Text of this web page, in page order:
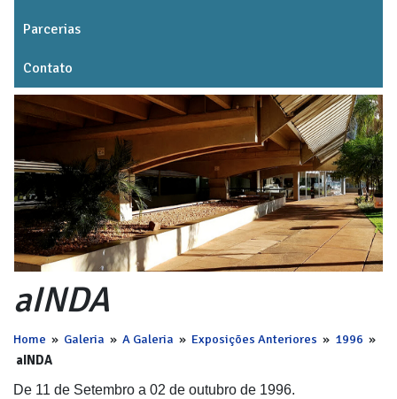
Parcerias
Contato
aINDA
Home » Galeria » A Galeria » Exposições Anteriores » 1996 »
aINDA
De 11 de Setembro a 02 de outubro de 1996.